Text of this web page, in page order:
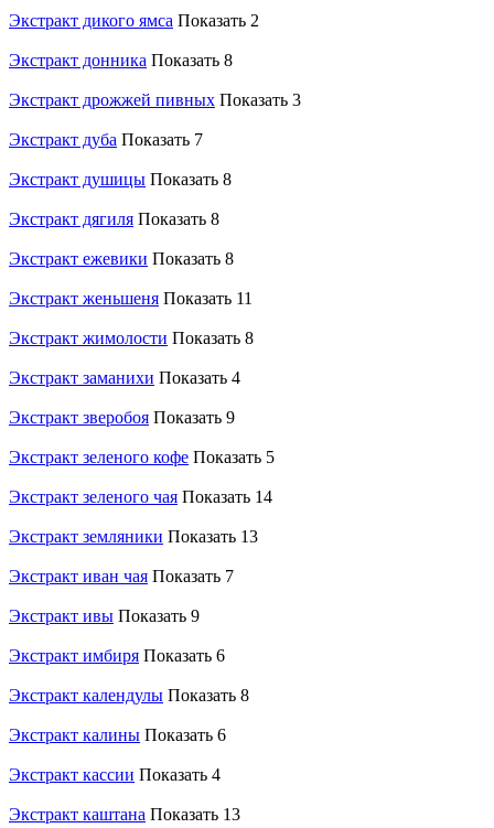
Экстракт дикого ямса Показать 2
Экстракт донника Показать 8
Экстракт дрожжей пивных Показать 3
Экстракт дуба Показать 7
Экстракт душицы Показать 8
Экстракт дягиля Показать 8
Экстракт ежевики Показать 8
Экстракт женьшеня Показать 11
Экстракт жимолости Показать 8
Экстракт заманихи Показать 4
Экстракт зверобоя Показать 9
Экстракт зеленого кофе Показать 5
Экстракт зеленого чая Показать 14
Экстракт земляники Показать 13
Экстракт иван чая Показать 7
Экстракт ивы Показать 9
Экстракт имбиря Показать 6
Экстракт календулы Показать 8
Экстракт калины Показать 6
Экстракт кассии Показать 4
Экстракт каштана Показать 13